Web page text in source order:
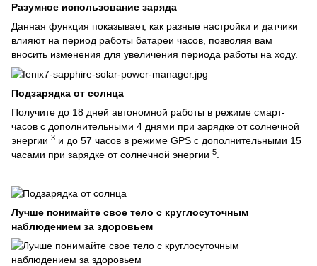
Разумное использование заряда
Данная функция показывает, как разные настройки и датчики
влияют на период работы батареи часов, позволяя вам
вносить изменения для увеличения периода работы на ходу.
Подзарядка от солнца
Получите до 18 дней автономной работы в режиме смарт-
часов с дополнительными 4 днями при зарядке от солнечной
энергии 3 и до 57 часов в режиме GPS с дополнительными 15
часами при зарядке от солнечной энергии 5
Лучше понимайте свое тело с круглосуточным
наблюдением за здоровьем